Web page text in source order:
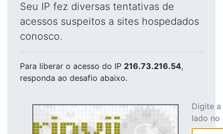
Seu IP fez diversas tentativas de
acessos suspeitos a sites hospedados
conosco.
Para liberar o acesso do IP 216.73.216.54,
responda ao desafio abaixo.
Digite
lado no